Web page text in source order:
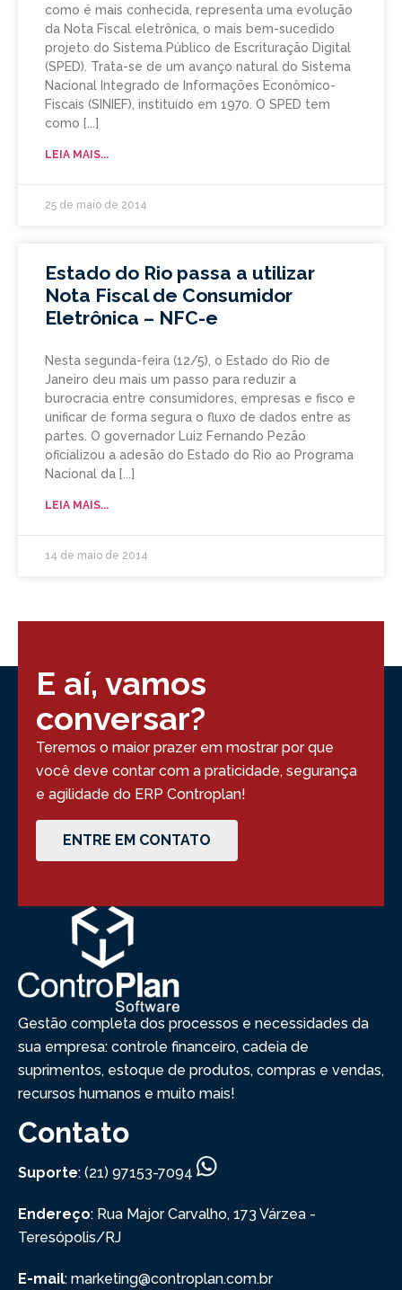
como é mais conhecida, representa uma evolução
da Nota Fiscal eletrônica, o mais bem-sucedido
projeto do Sistema Público de Escrituração Digital
(SPED). Trata-se de um avanço natural do Sistema
Nacional Integrado de Informações Econômico-
Fiscais (SINIEF), instituído em 1970. O SPED tem
como
LEIA MAIS...
25 de maio de 2014
Estado do Rio passa a utilizar
Nota Fiscal de Consumidor
Eletrônica – NFC-e
Nesta segunda-feira (12/5), o Estado do Rio de
Janeiro deu mais um passo para reduzir a
burocracia entre consumidores, empresas e fisco e
unificar de forma segura o fluxo de dados entre as
partes. O governador Luiz Fernando Pezão
oficializou a adesão do Estado do Rio ao Programa
Nacional da
LEIA MAIS...
14 de maio de 2014
E aí, vamos
conversar?
Teremos o maior prazer em mostrar por que
você deve contar com a praticidade, segurança
e agilidade do ERP Controplan!
ENTRE EM CONTATO
Gestão completa dos processos e necessidades da
sua empresa: controle financeiro, cadeia de
suprimentos, estoque de produtos, compras e vendas,
recursos humanos e muito mais!
Contato
Suporte: (21) 97153-7094
Endereço: Rua Major Carvalho, 173 Várzea -
Teresópolis/RJ
E-mail: marketing@controplan.com.br